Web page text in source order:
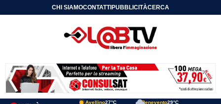
CHI SIAMOCONTATTIPUBBLICITÀCERCA
Avellino27°C Benevento29°C